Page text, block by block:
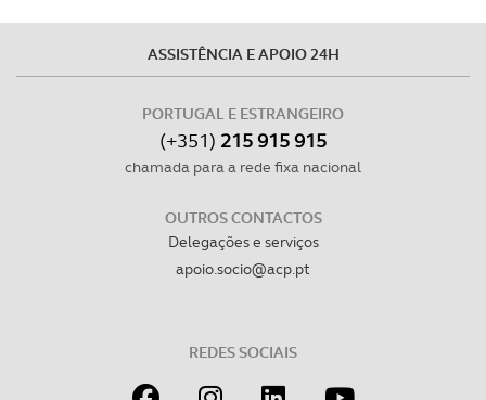
ASSISTÊNCIA E APOIO 24H
PORTUGAL E ESTRANGEIRO
(+351) 215 915 915
chamada para a rede fixa nacional
OUTROS CONTACTOS
Delegações e serviços
apoio.socio@acp.pt
REDES SOCIAIS